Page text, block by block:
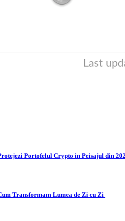
Portofelul Crypto in Peisajul din
Transformam Lumea de Zi cu Zi